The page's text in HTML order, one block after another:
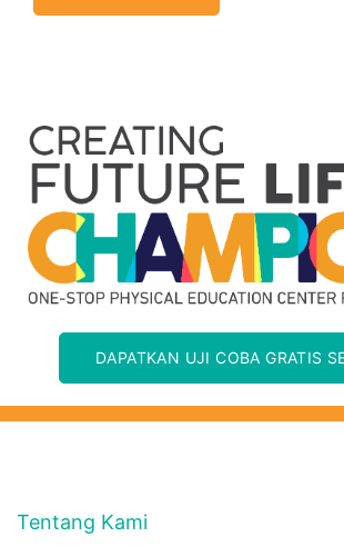
DAPATKAN UJI COBA GRATIS
Tentang Kami